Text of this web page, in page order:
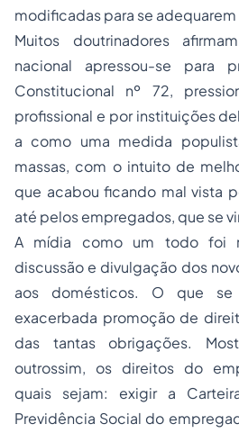
modificadas para se adequarem
Muitos doutrinadores
nacional apressou-se para
Constitucional nº 72,
profissional e por instituições
a como uma medida
massas, com o intuito de
que acabou ficando mal vista
até pelos empregados, que se
A mídia como um todo foi
discussão e divulgação dos
aos domésticos. O que
exacerbada promoção de
das tantas obrigações.
outrossim, os direitos do
quais sejam: exigir a
Previdência Social do